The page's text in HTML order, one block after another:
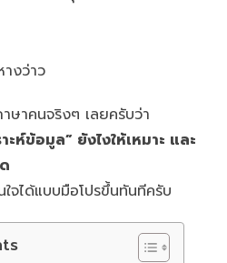
งว่าว
ษาคนจริงๆ เลยครับว่า
ห์ข้อมูล” ยังไงให้เหมาะ และ
จได้แบบมือโปรขึ้นทันทีครับ